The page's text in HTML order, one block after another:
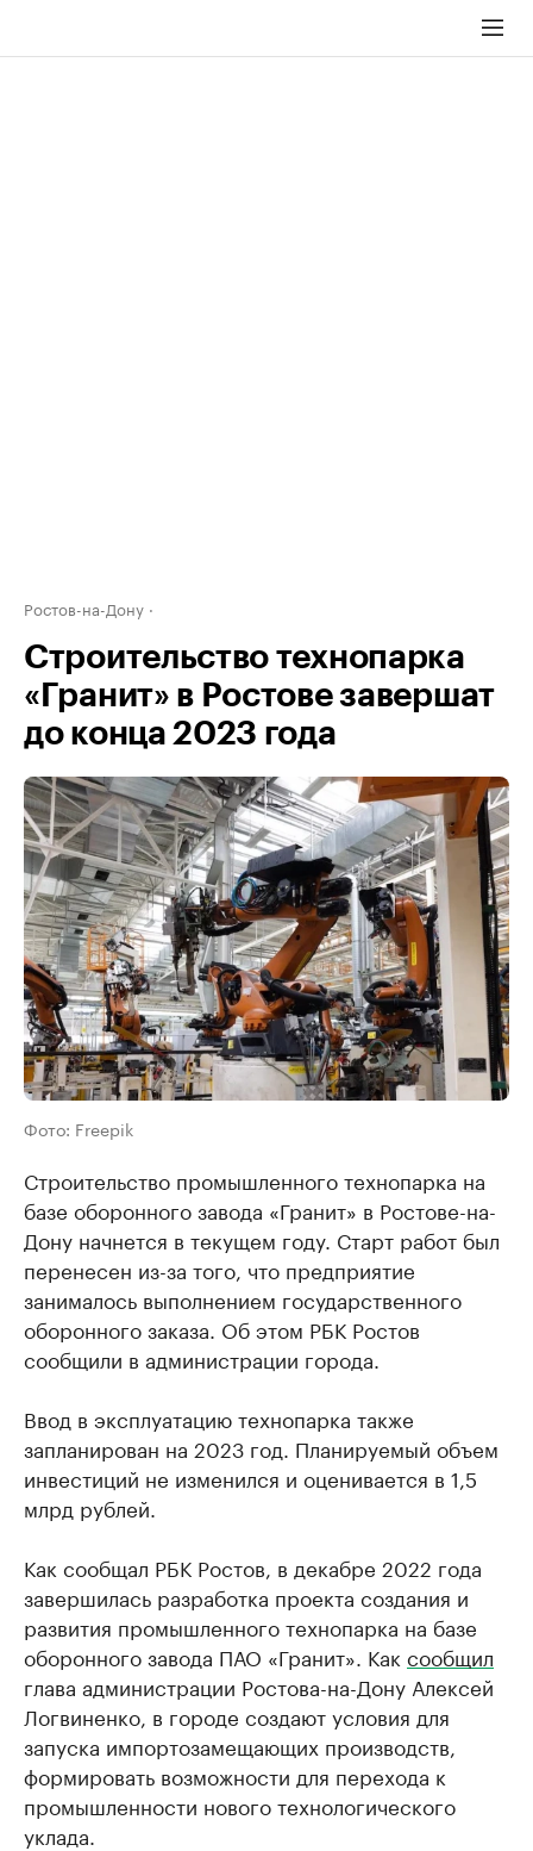
Ростов-на-Дону
Строительство технопарка
«Гранит» в Ростове завершат
до конца 2023 года
Фото: Freepik
Строительство промышленного технопарка на
базе оборонного завода «Гранит» в Ростове-на-
Дону начнется в текущем году. Старт работ был
перенесен из-за того, что предприятие
занималось выполнением государственного
оборонного заказа. Об этом РБК Ростов
сообщили в администрации города.
Ввод в эксплуатацию технопарка также
запланирован на 2023 год. Планируемый объем
инвестиций не изменился и оценивается в 1,5
млрд рублей.
Как сообщал РБК Ростов, в декабре 2022 года
завершилась разработка проекта создания и
развития промышленного технопарка на базе
оборонного завода ПАО «Гранит». Как сообщил
глава администрации Ростова-на-Дону Алексей
Логвиненко, в городе создают условия для
запуска импортозамещающих производств,
формировать возможности для перехода к
промышленности нового технологического
уклада.